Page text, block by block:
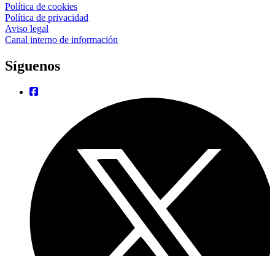
Política de cookies
Política de privacidad
Aviso legal
Canal interno de información
Síguenos